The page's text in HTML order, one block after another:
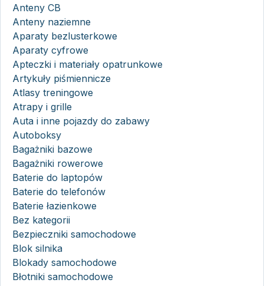
Anteny CB
Anteny naziemne
Aparaty bezlusterkowe
Aparaty cyfrowe
Apteczki i materiały opatrunkowe
Artykuły piśmiennicze
Atlasy treningowe
Atrapy i grille
Auta i inne pojazdy do zabawy
Autoboksy
Bagażniki bazowe
Bagażniki rowerowe
Baterie do laptopów
Baterie do telefonów
Baterie łazienkowe
Bez kategorii
Bezpieczniki samochodowe
Blok silnika
Blokady samochodowe
Błotniki samochodowe